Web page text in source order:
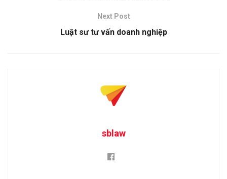
Next Post
Luật sư tư vấn doanh nghiệp
sblaw